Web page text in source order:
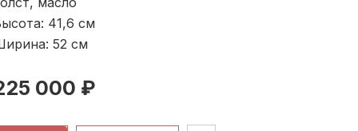
41,6 см
52 см
000 ₽